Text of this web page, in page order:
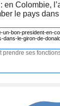
en Colombie,
le pays
prendre ses